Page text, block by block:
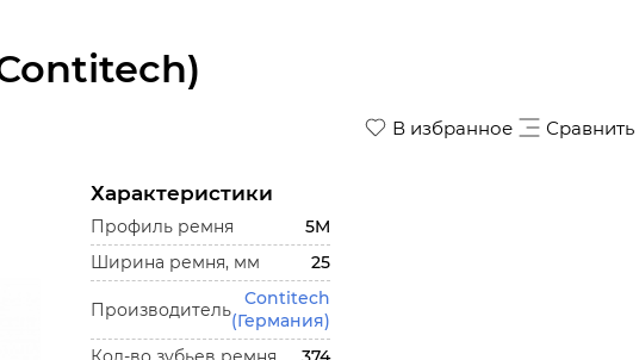
В избранное Сравнить
Характеристики
Профиль ремня
5M
Ширина ремня, мм
25
Производитель
Contitech
(Германия)